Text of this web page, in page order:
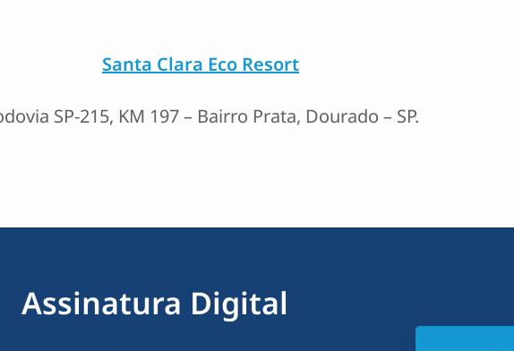
Santa Clara Eco Resort
SP-215, KM 197 – Bairro Prata, Dourado – SP.
Assinatura Digital